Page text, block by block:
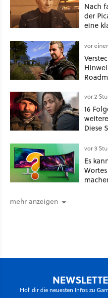
Nach
der
eine
vor
vor 2
16
Diese
vor 3
Es
mehr anzeigen
Hol' dir die neuesten Infos zu